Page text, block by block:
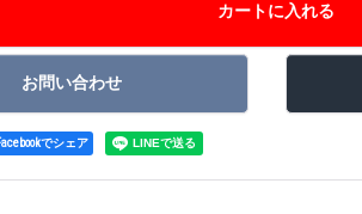
でシェア